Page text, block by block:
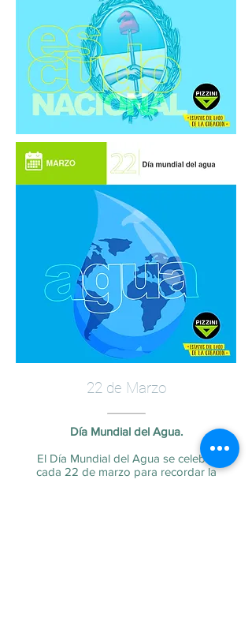
22 de Marzo
Día Mundial del Agua.
El Día Mundial del Agua se celebra
cada 22 de marzo para recordar la